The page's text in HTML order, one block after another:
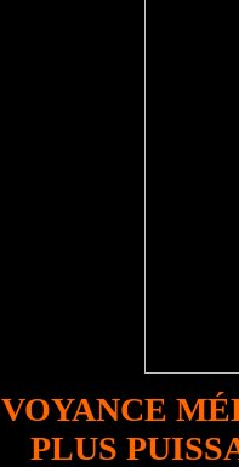
VOYANCE
PLUS